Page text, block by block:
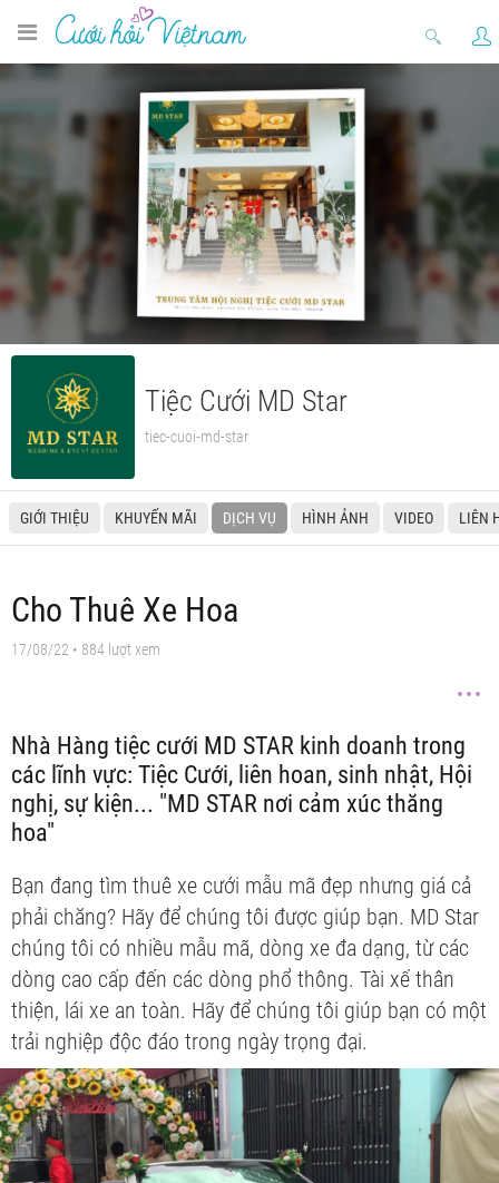
Tiệc Cưới MD Star
tiec-cuoi-md-star
GIỚI THIỆU KHUYẾN MÃI DỊCH VỤ HÌNH ẢNH VIDEO LIÊN
Cho Thuê Xe Hoa
17/08/22 • 884 lượt xem
Nhà Hàng tiệc cưới MD STAR kinh doanh trong
các lĩnh vực: Tiệc Cưới, liên hoan, sinh nhật, Hội
nghị, sự kiện... "MD STAR nơi cảm xúc thăng
hoa"
Bạn đang tìm thuê xe cưới mẫu mã đẹp nhưng giá cả
phải chăng? Hãy để chúng tôi được giúp bạn. MD Star
chúng tôi có nhiều mẫu mã, dòng xe đa dạng, từ các
dòng cao cấp đến các dòng phổ thông. Tài xế thân
thiện, lái xe an toàn. Hãy để chúng tôi giúp bạn có một
trải nghiệp độc đáo trong ngày trọng đại.